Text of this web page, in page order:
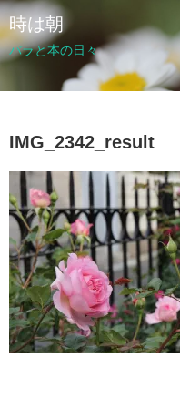
時は朝
バラと本の日々
IMG_2342_result